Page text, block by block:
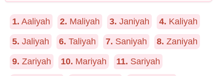
1. Aaliyah 2. Maliyah 3. Janiyah 4. Kaliyah
5. Jaliyah 6. Taliyah 7. Saniyah 8. Zaniyah
9. Zariyah 10. Mariyah 11. Sariyah